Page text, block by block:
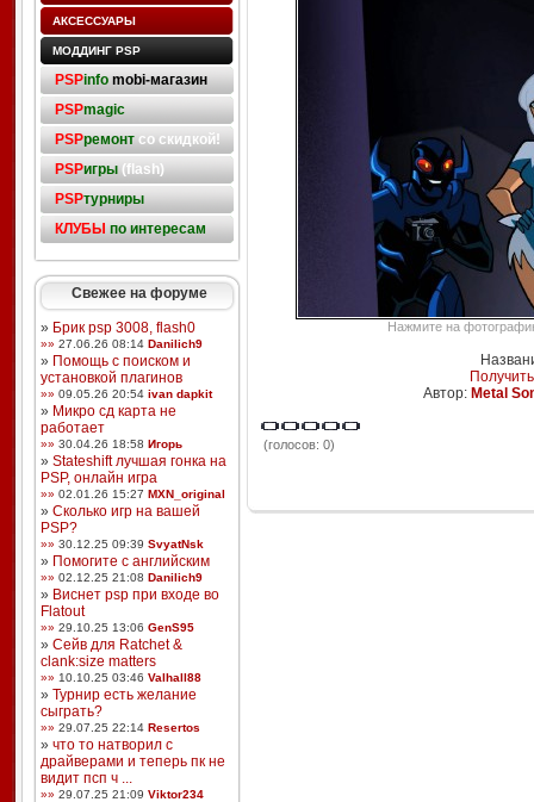
АКСЕССУАРЫ
МОДДИНГ PSP
PSPinfo mobi-магазин
PSPmagic
PSPремонтсо скидкой!
PSPигры(flash)
PSPтурниры
КЛУБЫ по интересам
Свежее на форуме
» Брик psp 3008, flash0
»» 27.06.26 08:14 Danilich9
» Помощь с поиском и
установкой плагинов
»» 09.05.26 20:54 ivan dapkit
» Микро сд карта не
работает
»» 30.04.26 18:58 Игорь
» Stateshift лучшая гонка на
PSP, онлайн игра
»» 02.01.26 15:27 MXN_original
» Сколько игр на вашей
PSP?
»» 30.12.25 09:39 SvyatNsk
» Помогите с английским
»» 02.12.25 21:08 Danilich9
» Виснет psp при входе во
Flatout
»» 29.10.25 13:06 GenS95
» Сейв для Ratchet &
clank:size matters
»» 10.10.25 03:46 Valhall88
» Турнир есть желание
сыграть?
»» 29.07.25 22:14 Resertos
» что то натворил с
драйверами и теперь пк не
видит псп ч ...
»» 29.07.25 21:09 Viktor234
Нажмите на
Автор: Metal
(голосов: 0)